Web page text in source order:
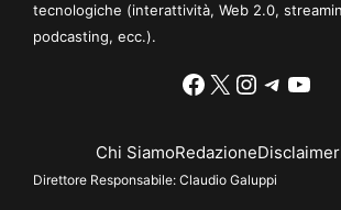
tecnologiche (interattività, Web 2.0,
podcasting, ecc.).
Facebook
X
Chi SiamoRedazioneDisclaimer
Direttore Responsabile: Claudio Galuppi